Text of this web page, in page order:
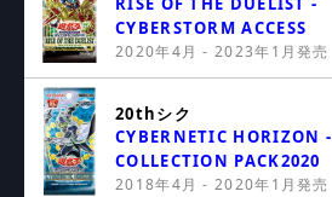
CYBERSTORM ACCESS
2020年4月 - 2023年1月発売
20thシク
CYBERNETIC HORIZON -
COLLECTION PACK2020
2018年4月 - 2020年1月発売